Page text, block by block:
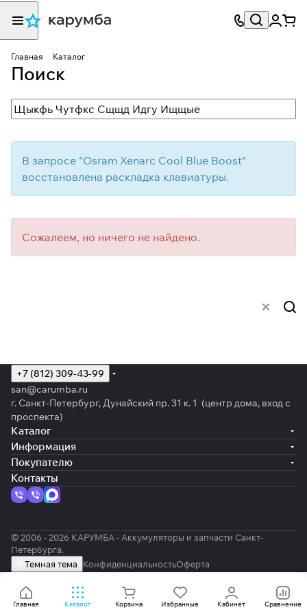
Главная Каталог
Поиск
В запросе "Osram Xenarc Cool Blue Boost"
восстановлена раскладка клавиатуры.
Сожалеем, но ничего не найдено.
Главная Каталог Корзина Избранные Кабинет Сравнение
+7 (812) 309-43-99
san@carumba.ru
г. Санкт-Петербург, Дунайский пр. 31 к. 1 (центр дома, вход с
проспекта)
Каталог
Информация
Покупателю
Контакты
© 2006 - 2026 КАРУМБА - Аккумуляторы и запчасти Санкт-
Петербурга.
Темная тема
КонфиденциальностьОферта